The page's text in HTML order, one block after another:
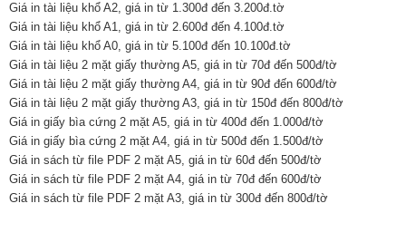
Giá in tài liệu khổ A2, giá in từ 1.300đ đến 3.200đ.tờ
Giá in tài liệu khổ A1, giá in từ 2.600đ đến 4.100đ.tờ
Giá in tài liệu khổ A0, giá in từ 5.100đ đến 10.100đ.tờ
Giá in tài liệu 2 mặt giấy thường A5, giá in từ 70đ đến 500đ/tờ
Giá in tài liệu 2 mặt giấy thường A4, giá in từ 90đ đến 600đ/tờ
Giá in tài liệu 2 mặt giấy thường A3, giá in từ 150đ đến 800đ/tờ
Giá in giấy bìa cứng 2 mặt A5, giá in từ 400đ đến 1.000đ/tờ
Giá in giấy bìa cứng 2 mặt A4, giá in từ 500đ đến 1.500đ/tờ
Giá in sách từ file PDF 2 mặt A5, giá in từ 60đ đến 500đ/tờ
Giá in sách từ file PDF 2 mặt A4, giá in từ 70đ đến 600đ/tờ
Giá in sách từ file PDF 2 mặt A3, giá in từ 300đ đến 800đ/tờ